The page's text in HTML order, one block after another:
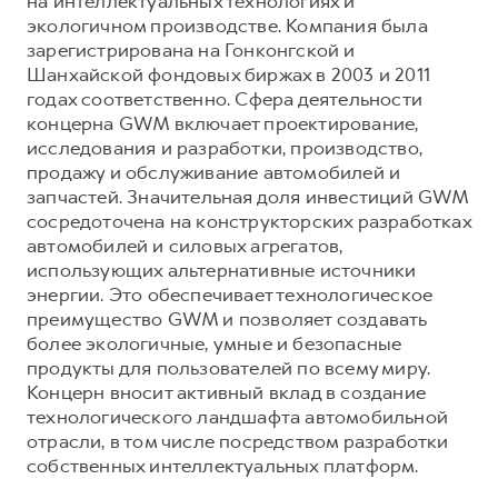
экологичном производстве. Компания была
зарегистрирована на Гонконгской и
Шанхайской фондовых биржах в 2003 и 2011
годах соответственно. Сфера деятельности
концерна GWM включает проектирование,
исследования и разработки, производство,
продажу и обслуживание автомобилей и
запчастей. Значительная доля инвестиций GWM
сосредоточена на конструкторских разработках
автомобилей и силовых агрегатов,
использующих альтернативные источники
энергии. Это обеспечивает технологическое
преимущество GWM и позволяет создавать
более экологичные, умные и безопасные
продукты для пользователей по всему миру.
Концерн вносит активный вклад в создание
технологического ландшафта автомобильной
отрасли, в том числе посредством разработки
собственных интеллектуальных платформ.